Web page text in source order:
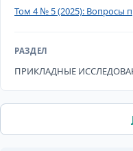
Том 4 № 5 (2025): Вопросы
РАЗДЕЛ
ПРИКЛАДНЫЕ